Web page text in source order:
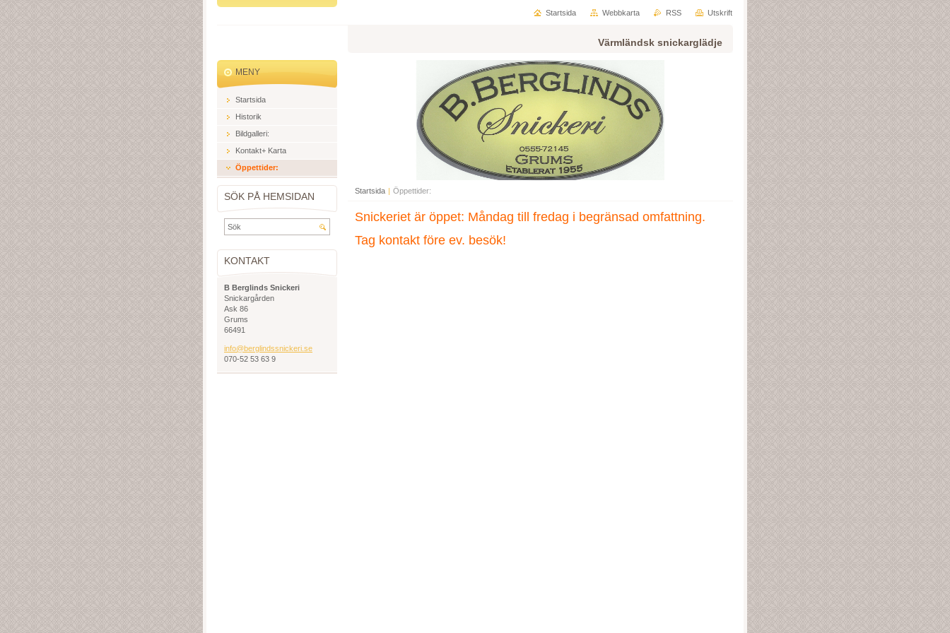
Värmländsk snickarglädje
Startsida | Öppettider:
Snickeriet är öppet: Måndag till fredag i begränsad omfattning.
Tag kontakt före ev. besök!
MENY
Startsida
Historik
Bildgalleri:
Kontakt+ Karta
Öppettider:
SÖK PÅ HEMSIDAN
KONTAKT
B Berglinds Snickeri
Snickargården
Ask 86
Grums
66491
info@berglindssnickeri.se
070-52 53 63 9
Startsida Webbkarta RSS Utskrift